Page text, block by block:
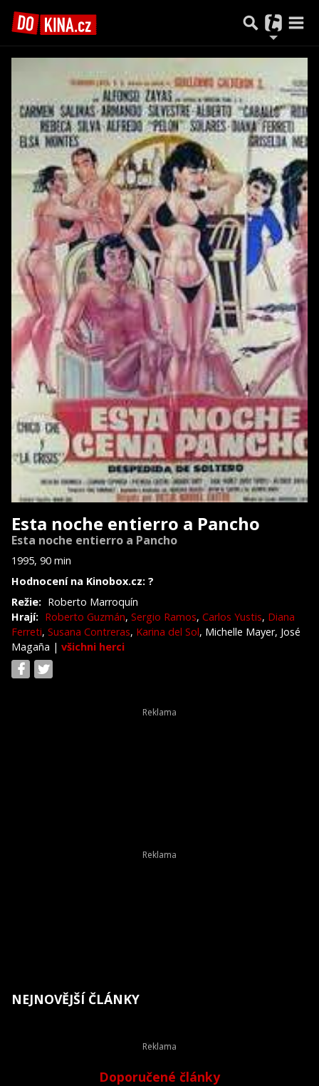
Esta noche entierro a Pancho
Esta noche entierro a Pancho
1995, 90 min
Hodnocení na Kinobox.cz: ?
Režie: Roberto Marroquín
Hrají: Roberto Guzmán, Sergio Ramos, Carlos Yustis, Diana
Ferreti, Susana Contreras, Karina del Sol, Michelle Mayer, José
Magaña | všichni herci
NEJNOVĚJŠÍ ČLÁNKY
Doporučené články